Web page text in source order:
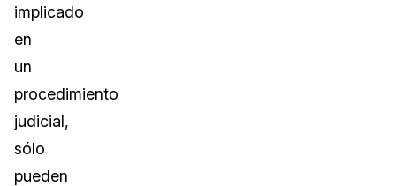
implicado
en
un
procedimiento
judicial,
sólo
pueden